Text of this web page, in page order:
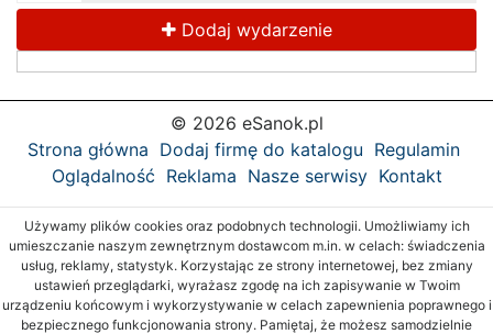
Dodaj wydarzenie
© 2026 eSanok.pl
Strona główna Dodaj firmę do katalogu Regulamin
Oglądalność Reklama Nasze serwisy Kontakt
Używamy plików cookies oraz podobnych technologii. Umożliwiamy ich
umieszczanie naszym zewnętrznym dostawcom m.in. w celach: świadczenia
usług, reklamy, statystyk. Korzystając ze strony internetowej, bez zmiany
ustawień przeglądarki, wyrażasz zgodę na ich zapisywanie w Twoim
urządzeniu końcowym i wykorzystywanie w celach zapewnienia poprawnego i
bezpiecznego funkcjonowania strony. Pamiętaj, że możesz samodzielnie